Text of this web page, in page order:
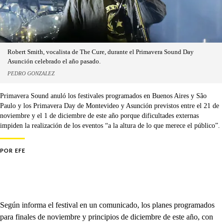
Robert Smith, vocalista de The Cure, durante el Primavera Sound Day
Asunción celebrado el año pasado.
PEDRO GONZALEZ
Primavera Sound anuló los festivales programados en Buenos Aires y São
Paulo y los Primavera Day de Montevideo y Asunción previstos entre el 21 de
noviembre y el 1 de diciembre de este año porque dificultades externas
impiden la realización de los eventos “a la altura de lo que merece el público”.
POR EFE
Según informa el festival en un comunicado, los planes programados
para finales de noviembre y principios de diciembre de este año, con